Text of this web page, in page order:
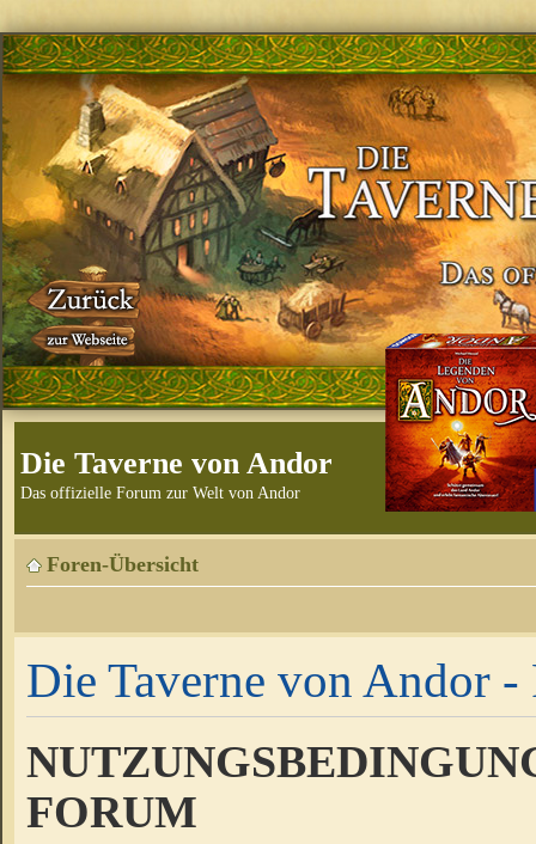
Die Taverne von Andor
Das offizielle Forum zur Welt von Andor
Foren-Übersicht
Die Taverne von Andor -
FORUM